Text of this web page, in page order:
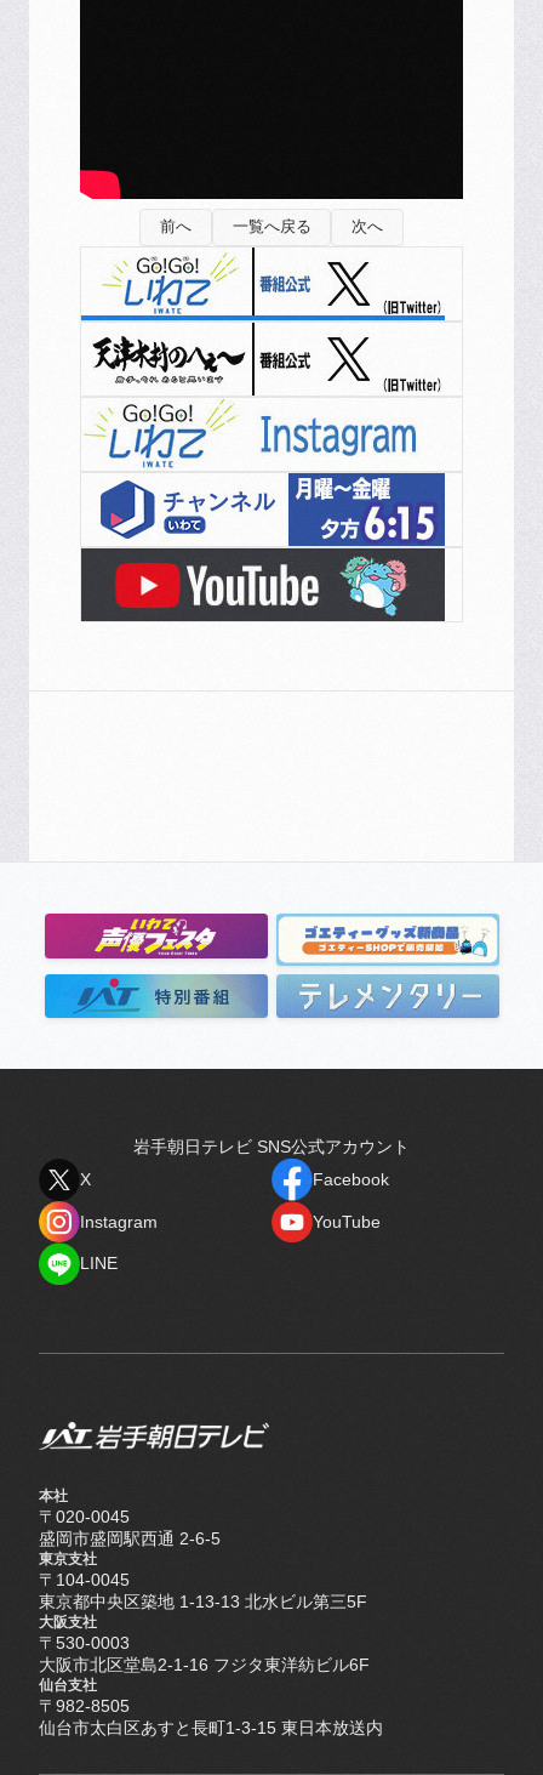
前へ 一覧へ戻る 次へ
岩手朝日テレビ SNS公式アカウント
X
Facebook
Instagram
YouTube
LINE
本社
〒020-0045
盛岡市盛岡駅西通 2-6-5
東京支社
〒104-0045
東京都中央区築地 1-13-13 北水ビル第三5F
大阪支社
〒530-0003
大阪市北区堂島2-1-16 フジタ東洋紡ビル6F
仙台支社
〒982-8505
仙台市太白区あすと長町1-3-15 東日本放送内